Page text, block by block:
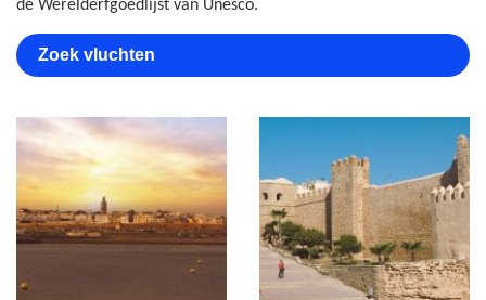
de Werelderfgoedlijst van Unesco.
Zoek vluchten